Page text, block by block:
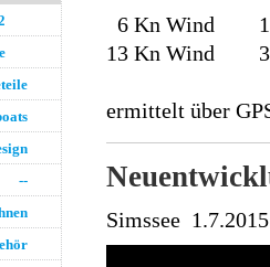
6 Kn Wind 18
13 Kn Wind 30
ermittelt über
Simssee
--